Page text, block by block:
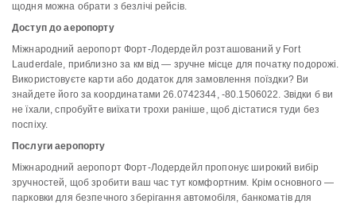
щодня можна обрати з безлічі рейсів.
Доступ до аеропорту
Міжнародний аеропорт Форт-Лодердейл розташований у Fort
Lauderdale, приблизно за км від — зручне місце для початку подорожі.
Використовуєте карти або додаток для замовлення поїздки? Ви
знайдете його за координатами 26.0742344, -80.1506022. Звідки б ви
не їхали, спробуйте виїхати трохи раніше, щоб дістатися туди без
поспіху.
Послуги аеропорту
Міжнародний аеропорт Форт-Лодердейл пропонує широкий вибір
зручностей, щоб зробити ваш час тут комфортним. Крім основного —
парковки для безпечного зберігання автомобіля, банкоматів для